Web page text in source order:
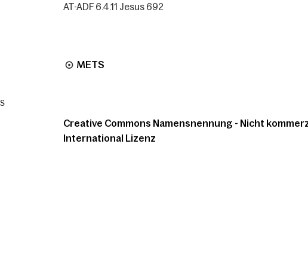
AT-ADF 6.4.11 Jesus 692
METS
Creative Commons Namensnennung - Nicht
International Lizenz